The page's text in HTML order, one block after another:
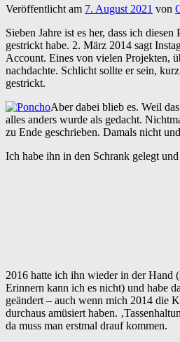
Veröffentlicht am 7. August 2021 von
Sieben Jahre ist es her, dass ich
gestrickt habe. 2. März 2014 sagt
Account. Eines von vielen Projekten,
nachdachte. Schlicht sollte er sein,
gestrickt.
Aber dabei blieb es. Weil
alles anders wurde als gedacht.
zu Ende geschrieben. Damals nicht
Ich habe ihn in den Schrank gelegt und
2016 hatte ich ihn wieder in der Hand
Erinnern kann ich es nicht) und habe
geändert – auch wenn mich 2014 die
durchaus amüsiert haben.
da muss man erstmal drauf kommen.